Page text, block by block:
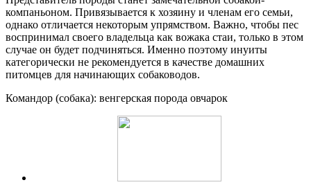
компаньоном. Привязывается к хозяину и членам его семьи,
однако отличается некоторым упрямством. Важно, чтобы пес
воспринимал своего владельца как вожака стаи, только в этом
случае он будет подчиняться. Именно поэтому инуиты
категорически не рекомендуется в качестве домашних
питомцев для начинающих собаководов.
Командор (собака): венгерская порода овчарок